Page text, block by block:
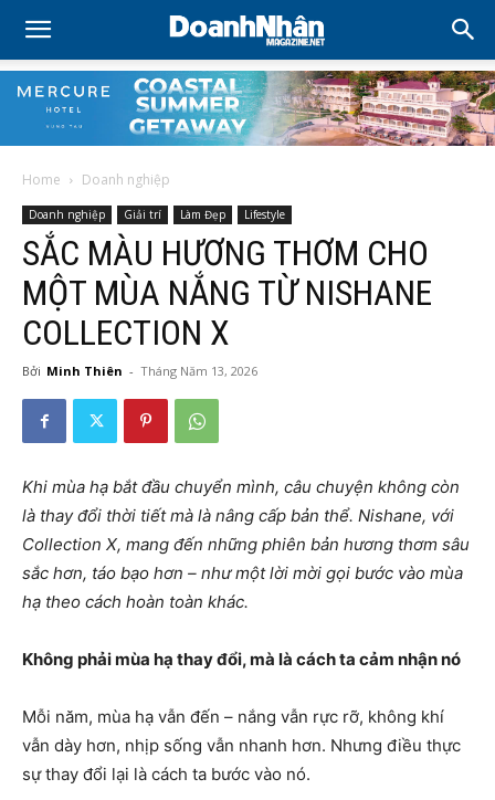
Home Doanh nghiệp
Doanh nghiệp Giải trí Làm Đẹp Lifestyle
SẮC MÀU HƯƠNG THƠM CHO
MỘT MÙA NẮNG TỪ NISHANE
COLLECTION X
Bởi Minh Thiên - Tháng Năm 13, 2026
Khi mùa hạ bắt đầu chuyển mình, câu chuyện không còn
là thay đổi thời tiết mà là nâng cấp bản thể. Nishane, với
Collection X, mang đến những phiên bản hương thơm sâu
sắc hơn, táo bạo hơn – như một lời mời gọi bước vào mùa
hạ theo cách hoàn toàn khác.
Không phải mùa hạ thay đổi, mà là cách ta cảm nhận nó
Mỗi năm, mùa hạ vẫn đến – nắng vẫn rực rỡ, không khí
vẫn dày hơn, nhịp sống vẫn nhanh hơn. Nhưng điều thực
sự thay đổi lại là cách ta bước vào nó.